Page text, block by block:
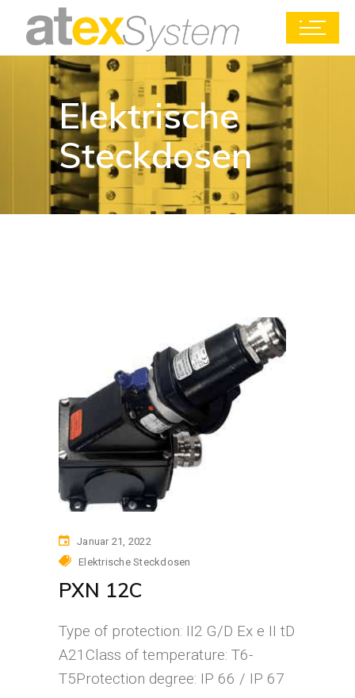
Elektrische
Steckdosen
Januar 21, 2022
Elektrische Steckdosen
PXN 12C
Type of protection: II2 G/D Ex e II tD
A21Class of temperature: T6-
T5Protection degree: IP 66 / IP 67